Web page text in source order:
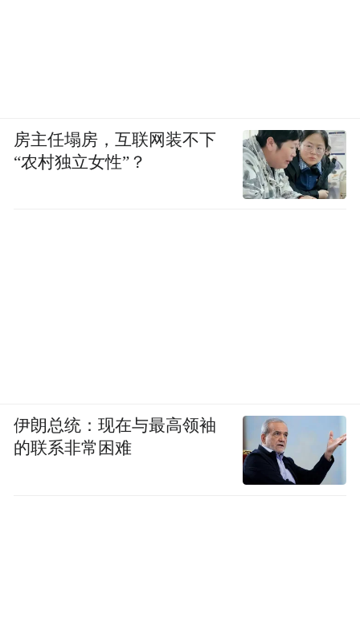
房主任塌房，互联网装不下
“农村独立女性”？
伊朗总统：现在与最高领袖
的联系非常困难